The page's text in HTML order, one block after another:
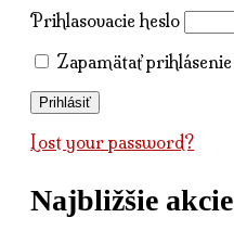
Prihlasovacie heslo
Zapamätať prihlásenie
Lost your password?
Najbližšie akcie